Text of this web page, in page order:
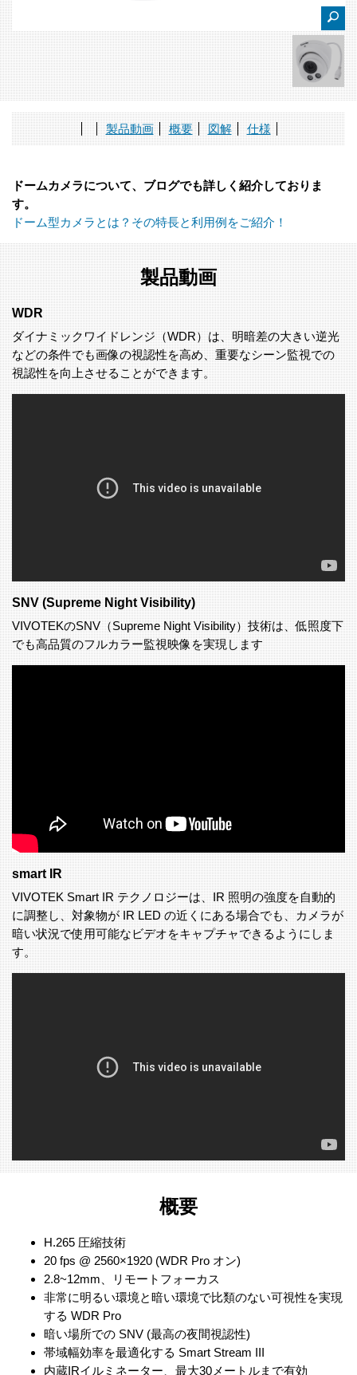
製品動画 概要 図解 仕様
ドームカメラについて、ブログでも詳しく紹介しておりま
す。
ドーム型カメラとは？その特長と利用例をご紹介！
製品動画
WDR
ダイナミックワイドレンジ（WDR）は、明暗差の大きい逆光
などの条件でも画像の視認性を高め、重要なシーン監視での
視認性を向上させることができます。
SNV (Supreme Night Visibility)
VIVOTEKのSNV（Supreme Night Visibility）技術は、低照度下
でも高品質のフルカラー監視映像を実現します
smart IR
VIVOTEK Smart IR テクノロジーは、IR 照明の強度を自動的
に調整し、対象物が IR LED の近くにある場合でも、カメラが
暗い状況で使用可能なビデオをキャプチャできるようにしま
す。
概要
H.265 圧縮技術
20 fps @ 2560×1920 (WDR Pro オン)
2.8~12mm、リモートフォーカス
非常に明るい環境と暗い環境で比類のない可視性を実現
する WDR Pro
暗い場所での SNV (最高の夜間視認性)
帯域幅効率を最適化する Smart Stream III
内蔵IRイルミネーター、最大30メートルまで有効